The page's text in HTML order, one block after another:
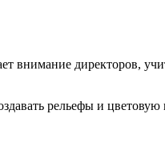
внимание директоров,
рельефы и цветовую